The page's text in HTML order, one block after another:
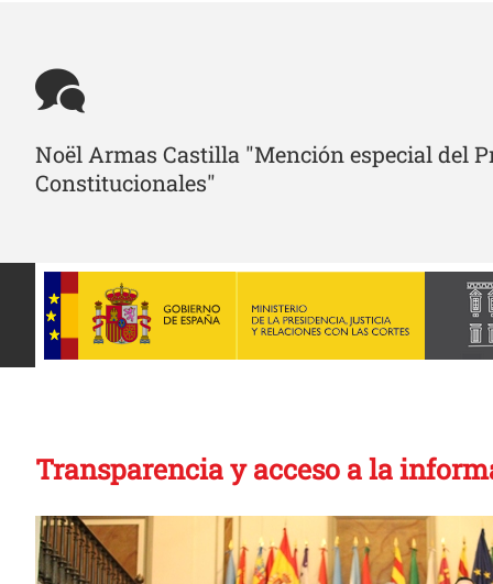
Noël Armas Castilla "Mención especial del
Constitucionales"
Transparencia y acceso a la